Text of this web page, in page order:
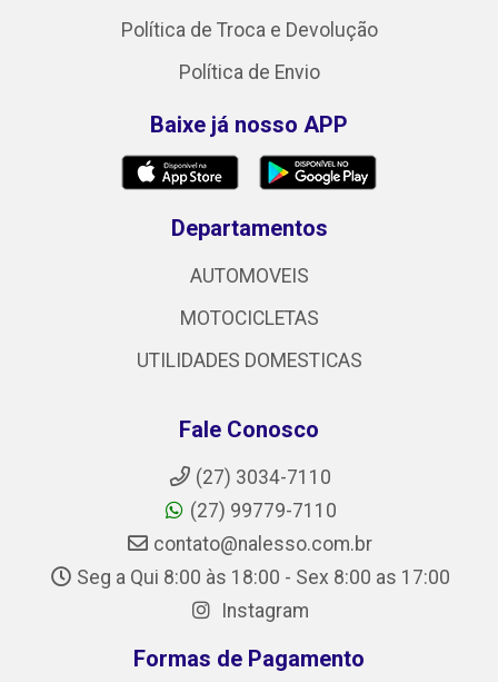
Política de Troca e Devolução
Política de Envio
Baixe já nosso APP
Departamentos
AUTOMOVEIS
MOTOCICLETAS
UTILIDADES DOMESTICAS
Fale Conosco
(27) 3034-7110
(27) 99779-7110
contato@nalesso.com.br
Seg a Qui 8:00 às 18:00 - Sex 8:00 as 17:00
Instagram
Formas de Pagamento